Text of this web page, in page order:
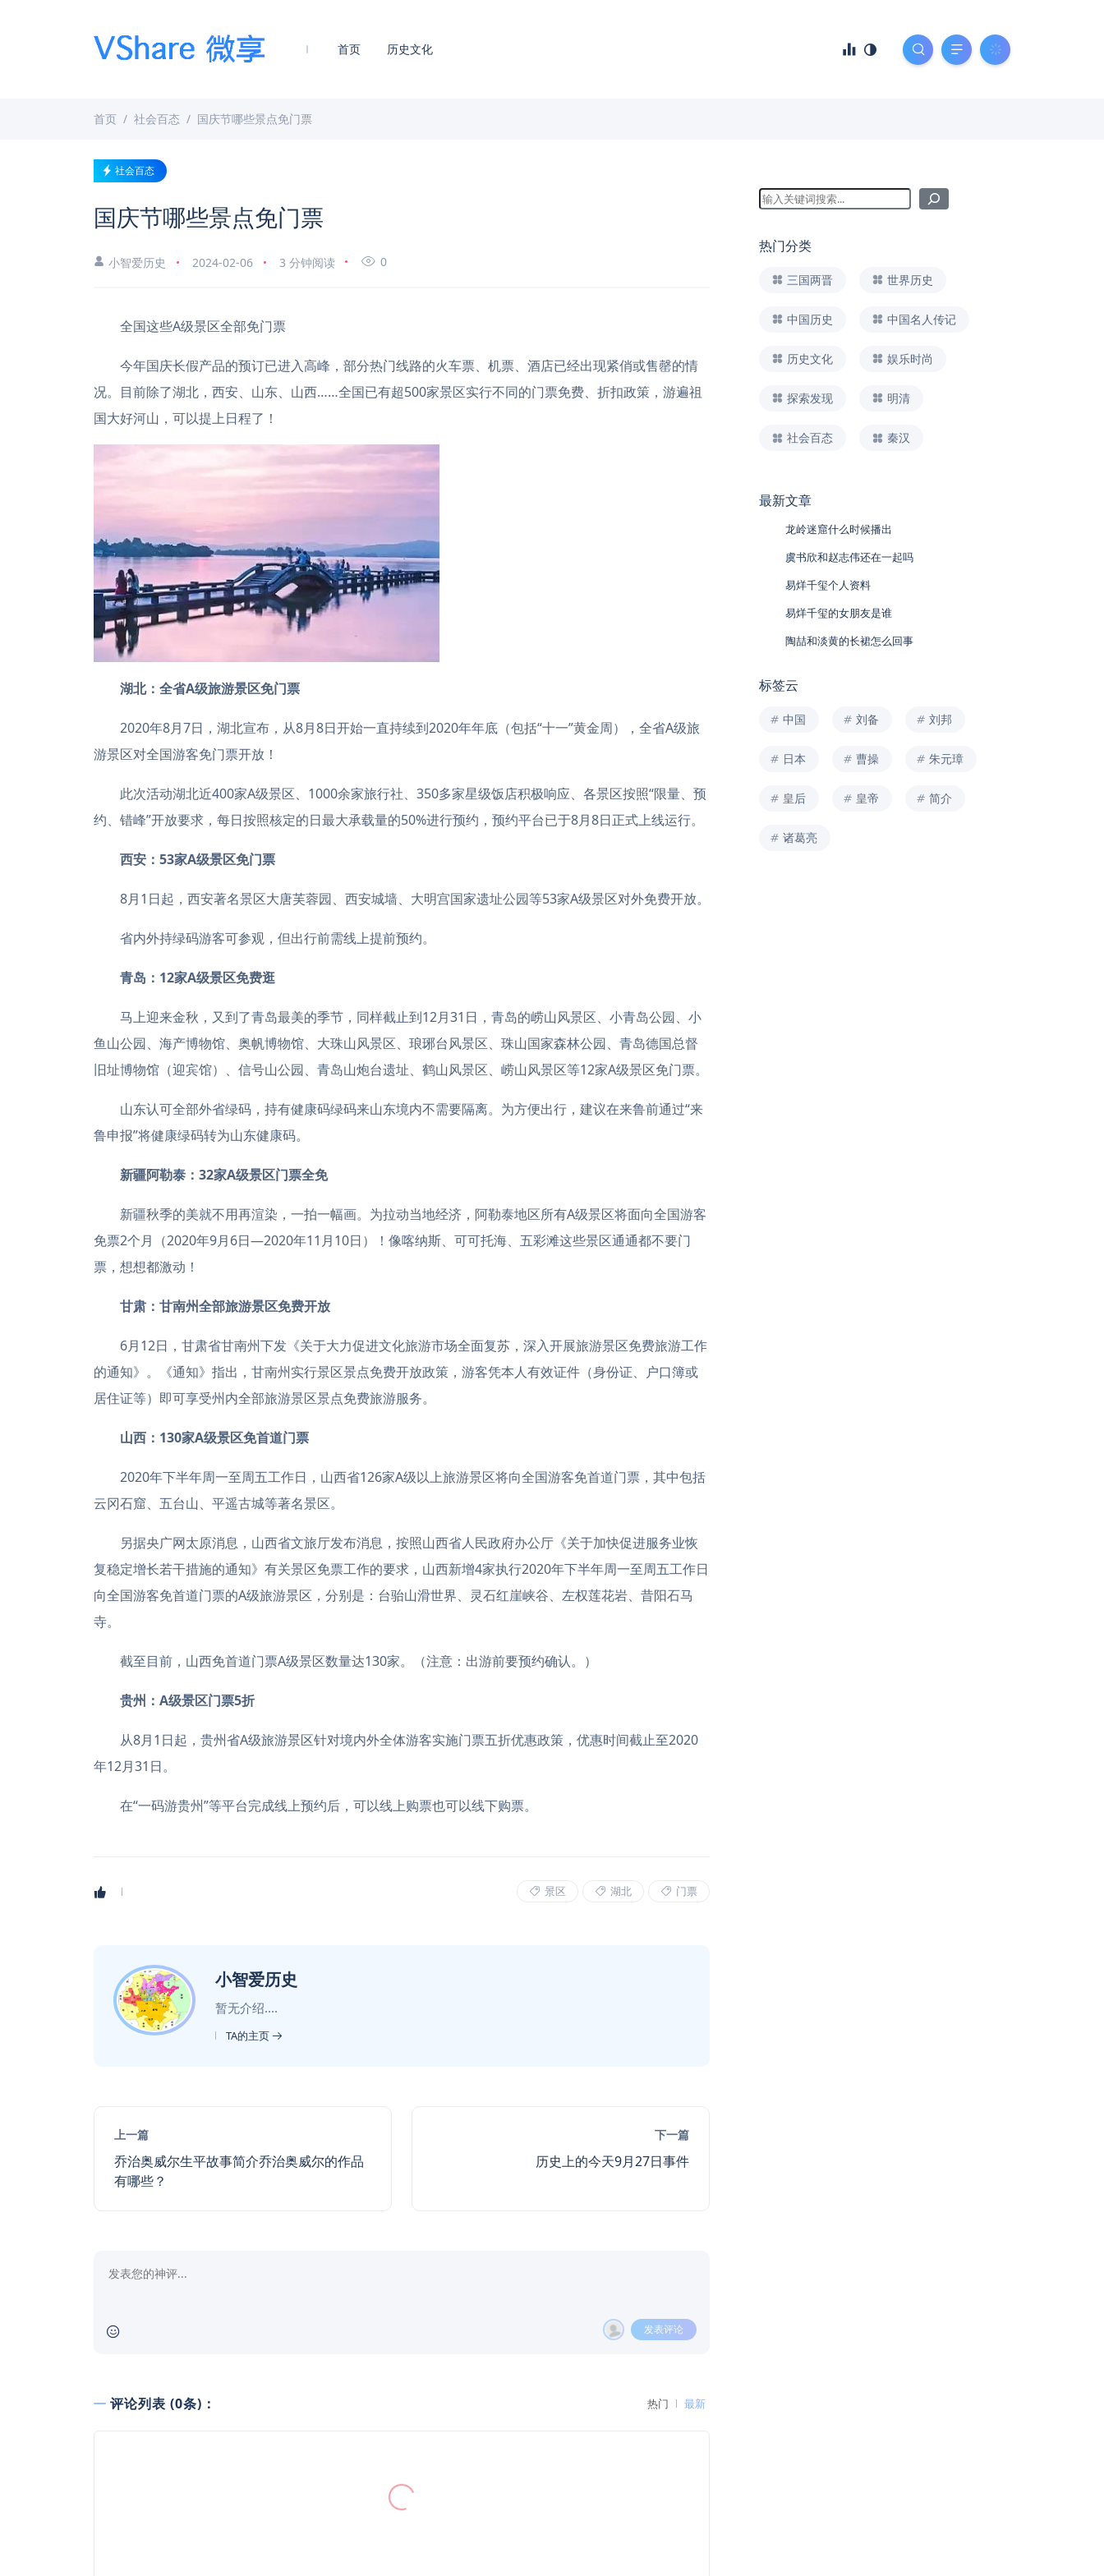
首页 历史文化
首页 社会百态 国庆节哪些景点免门票
社会百态
国庆节哪些景点免门票
小智爱历史 2024-02-06 3 分钟阅读 0
全国这些A级景区全部免门票
今年国庆长假产品的预订已进入高峰，部分热门线路的火车票、机票、酒店已经出现紧俏或售罄的情
况。目前除了湖北，西安、山东、山西……全国已有超500家景区实行不同的门票免费、折扣政策，游遍祖
国大好河山，可以提上日程了！
湖北：全省A级旅游景区免门票
2020年8月7日，湖北宣布，从8月8日开始一直持续到2020年年底（包括“十一”黄金周），全省A级旅
游景区对全国游客免门票开放！
此次活动湖北近400家A级景区、1000余家旅行社、350多家星级饭店积极响应、各景区按照“限量、预
约、错峰”开放要求，每日按照核定的日最大承载量的50%进行预约，预约平台已于8月8日正式上线运行。
西安：53家A级景区免门票
8月1日起，西安著名景区大唐芙蓉园、西安城墙、大明宫国家遗址公园等53家A级景区对外免费开放。
省内外持绿码游客可参观，但出行前需线上提前预约。
青岛：12家A级景区免费逛
马上迎来金秋，又到了青岛最美的季节，同样截止到12月31日，青岛的崂山风景区、小青岛公园、小
鱼山公园、海产博物馆、奥帆博物馆、大珠山风景区、琅琊台风景区、珠山国家森林公园、青岛德国总督
旧址博物馆（迎宾馆）、信号山公园、青岛山炮台遗址、鹤山风景区、崂山风景区等12家A级景区免门票。
山东认可全部外省绿码，持有健康码绿码来山东境内不需要隔离。为方便出行，建议在来鲁前通过“来
鲁申报”将健康绿码转为山东健康码。
新疆阿勒泰：32家A级景区门票全免
新疆秋季的美就不用再渲染，一拍一幅画。为拉动当地经济，阿勒泰地区所有A级景区将面向全国游客
免票2个月（2020年9月6日—2020年11月10日）！像喀纳斯、可可托海、五彩滩这些景区通通都不要门
票，想想都激动！
甘肃：甘南州全部旅游景区免费开放
6月12日，甘肃省甘南州下发《关于大力促进文化旅游市场全面复苏，深入开展旅游景区免费旅游工作
的通知》。《通知》指出，甘南州实行景区景点免费开放政策，游客凭本人有效证件（身份证、户口簿或
居住证等）即可享受州内全部旅游景区景点免费旅游服务。
山西：130家A级景区免首道门票
2020年下半年周一至周五工作日，山西省126家A级以上旅游景区将向全国游客免首道门票，其中包括
云冈石窟、五台山、平遥古城等著名景区。
另据央广网太原消息，山西省文旅厅发布消息，按照山西省人民政府办公厅《关于加快促进服务业恢
复稳定增长若干措施的通知》有关景区免票工作的要求，山西新增4家执行2020年下半年周一至周五工作日
向全国游客免首道门票的A级旅游景区，分别是：台骀山滑世界、灵石红崖峡谷、左权莲花岩、昔阳石马
寺。
截至目前，山西免首道门票A级景区数量达130家。（注意：出游前要预约确认。）
贵州：A级景区门票5折
从8月1日起，贵州省A级旅游景区针对境内外全体游客实施门票五折优惠政策，优惠时间截止至2020
年12月31日。
在“一码游贵州”等平台完成线上预约后，可以线上购票也可以线下购票。
景区 湖北 门票
小智爱历史
暂无介绍....
TA的主页
上一篇
乔治奥威尔生平故事简介乔治奥威尔的作品
有哪些？
下一篇
历史上的今天9月27日事件
发表评论
评论列表 (0条)： 热门 最新
热门分类
三国两晋 世界历史
中国历史 中国名人传记
历史文化 娱乐时尚
探索发现 明清
社会百态 秦汉
最新文章
龙岭迷窟什么时候播出
虞书欣和赵志伟还在一起吗
易烊千玺个人资料
易烊千玺的女朋友是谁
陶喆和淡黄的长裙怎么回事
标签云
中国 刘备 刘邦
日本 曹操 朱元璋
皇后 皇帝 简介
诸葛亮